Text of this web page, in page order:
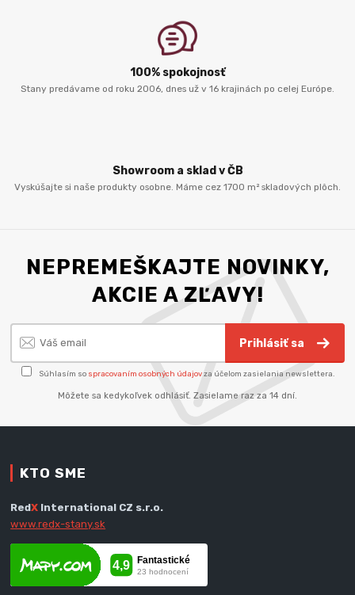
100% spokojnosť
Stany predávame od roku 2006, dnes už v 16 krajinách po celej Európe.
Showroom a sklad v ČB
Vyskúšajte si naše produkty osobne. Máme cez 1700 m² skladových plôch.
NEPREMEŠKAJTE NOVINKY,
AKCIE A ZĽAVY!
Prihlásiť sa
Súhlasím so spracovaním osobných údajovza účelom zasielania newslettera.
Môžete sa kedykoľvek odhlásiť. Zasielame raz za 14 dní.
KTO SME
RedX International CZ s.r.o.
www.redx-stany.sk